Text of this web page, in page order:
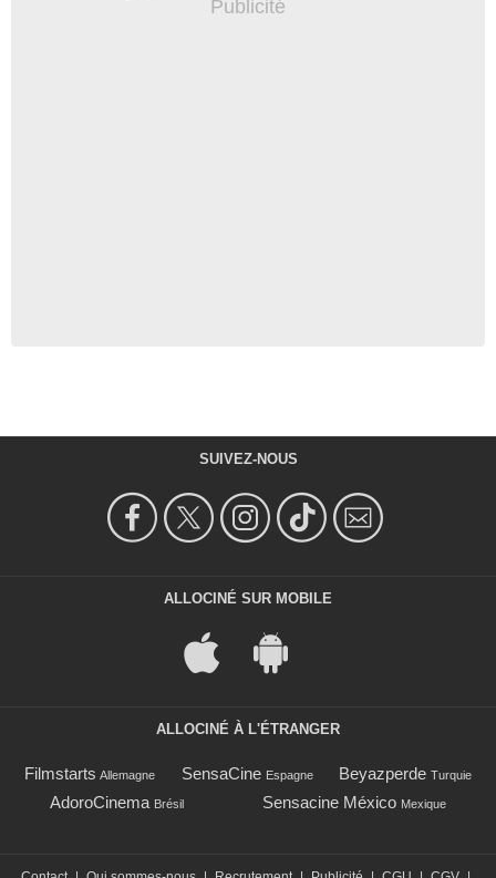
SUIVEZ-NOUS
ALLOCINÉ SUR MOBILE
ALLOCINÉ À L'ÉTRANGER
Filmstarts Allemagne SensaCine Espagne Beyazperde Turquie
AdoroCinema Brésil Sensacine México Mexique